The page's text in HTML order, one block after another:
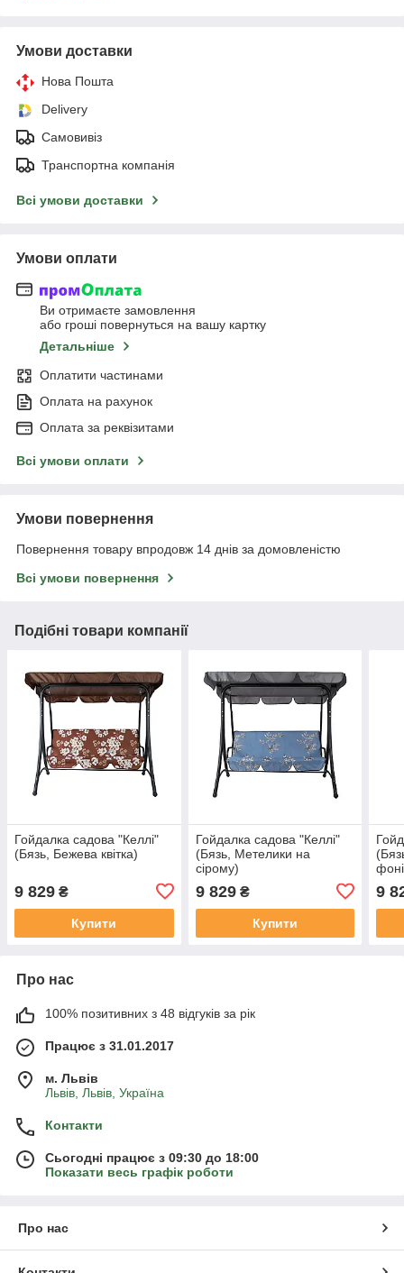
Умови доставки
Нова Пошта
Delivery
Самовивіз
Транспортна компанія
Всі умови доставки
Умови оплати
Ви отримаєте замовлення
або гроші повернуться на вашу картку
Детальніше
Оплатити частинами
Оплата на рахунок
Оплата за реквізитами
Всі умови оплати
Умови повернення
Повернення товару впродовж 14 днів за домовленістю
Всі умови повернення
Подібні товари компанії
Гойдалка садова "Келлі"
(Бязь, Бежева квітка)
9 829 ₴
Купити
Гойдалка садова "Келлі"
(Бязь, Метелики на
сірому)
9 829₴
Купити
9
Про нас
100% позитивних з 48 відгуків за рік
Працює з 31.01.2017
м. Львів
Львів, Львів, Україна
Контакти
Сьогодні працює з 09:30 до 18:00
Показати весь графік роботи
Про нас